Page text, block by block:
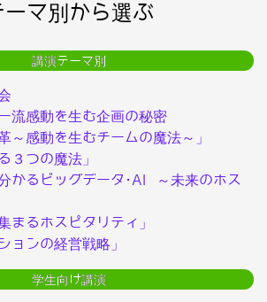
ーマ別から選ぶ
講演テーマ別
流感動を生む企画の秘密
～感動を生むチームの魔法～」
３つの魔法」
かるビッグデータ･AI ～未来のホス
まるホスピタリティ」
ョンの経営戦略」
学生向け講演